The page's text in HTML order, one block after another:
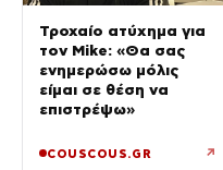
Τροχαίο ατύχημα για
τον Mike: «Θα σας
ενημερώσω μόλις
είμαι σε θέση να
επιστρέψω»
COUSCOUS.GR ↗